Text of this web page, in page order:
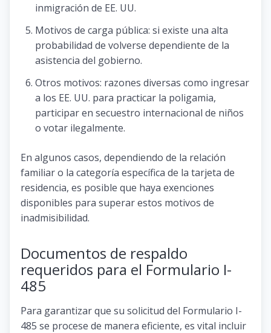
inmigración de EE. UU.
Motivos de carga pública: si existe una alta
probabilidad de volverse dependiente de la
asistencia del gobierno.
Otros motivos: razones diversas como ingresar
a los EE. UU. para practicar la poligamia,
participar en secuestro internacional de niños
o votar ilegalmente.
En algunos casos, dependiendo de la relación
familiar o la categoría específica de la tarjeta de
residencia, es posible que haya exenciones
disponibles para superar estos motivos de
inadmisibilidad.
Documentos de respaldo
requeridos para el Formulario I-
485
Para garantizar que su solicitud del Formulario I-
485 se procese de manera eficiente, es vital incluir